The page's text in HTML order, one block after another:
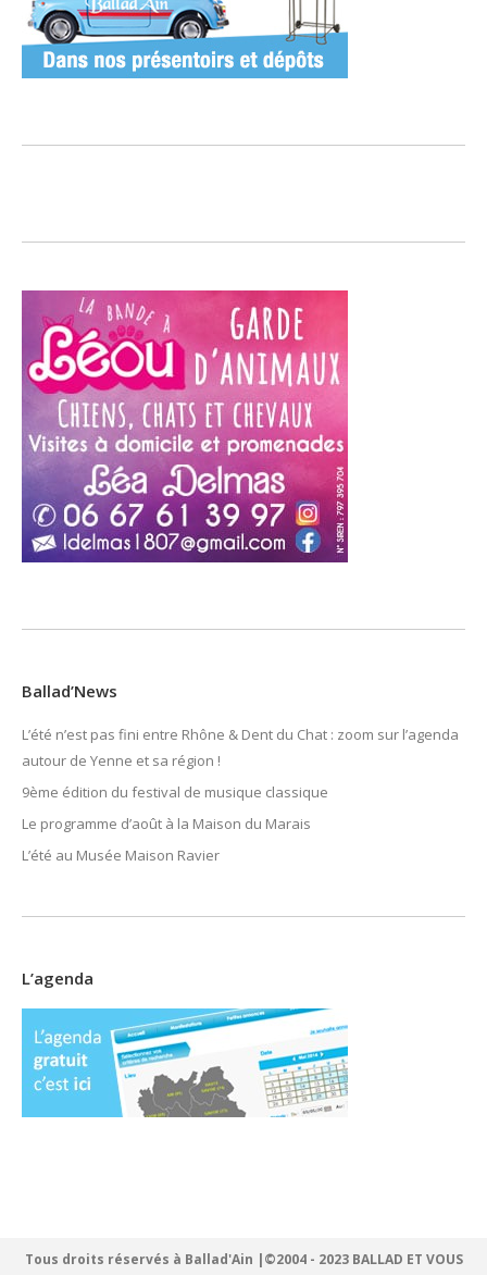
Ballad’News
L’été n’est pas fini entre Rhône & Dent du Chat : zoom sur l’agenda
autour de Yenne et sa région !
9ème édition du festival de musique classique
Le programme d’août à la Maison du Marais
L’été au Musée Maison Ravier
L’agenda
Tous droits réservés à Ballad'Ain |©2004 - 2023 BALLAD ET VOUS